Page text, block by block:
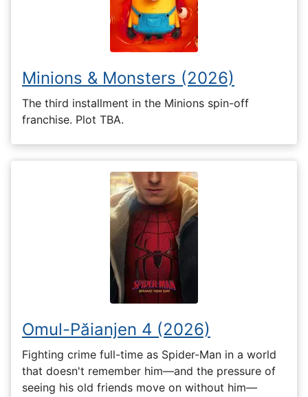
Minions & Monsters (2026)
The third installment in the Minions spin-off
franchise. Plot TBA.
Omul-Păianjen 4 (2026)
Fighting crime full-time as Spider-Man in a world
that doesn't remember him—and the pressure of
seeing his old friends move on without him—